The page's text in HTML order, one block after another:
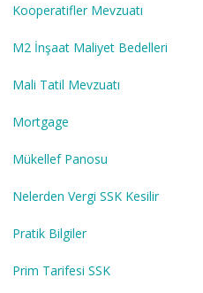
Kooperatifler Mevzuatı
M2 İnşaat Maliyet Bedelleri
Mali Tatil Mevzuatı
Mortgage
Mükellef Panosu
Nelerden Vergi SSK Kesilir
Pratik Bilgiler
Prim Tarifesi SSK